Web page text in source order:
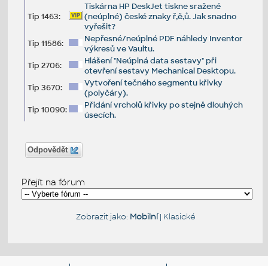
Tip 1463:
Tiskárna HP DeskJet tiskne sražené
(neúplné) české znaky ř,ě,ů. Jak snadno
vyřešit?
Tip 11586:
Nepřesné/neúplné PDF náhledy Inventor
výkresů ve Vaultu.
Tip 2706:
Hlášení "Neúplná data sestavy" při
otevření sestavy Mechanical Desktopu.
Tip 3670:
Vytvoření tečného segmentu křivky
(polyčáry).
Tip 10090:
Přidání vrcholů křivky po stejně dlouhých
úsecích.
Odpovědět
Přejít na fórum
Zobrazit jako: Mobilní| Klasické